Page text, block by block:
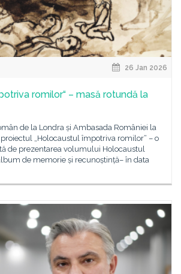
26 Jan 2026
romilor“ – masă rotundă la
de la Londra și Ambasada României la
„Holocaustul împotriva romilor“ – o
de prezentarea volumului Holocaustul
de memorie și recunoștință– în data